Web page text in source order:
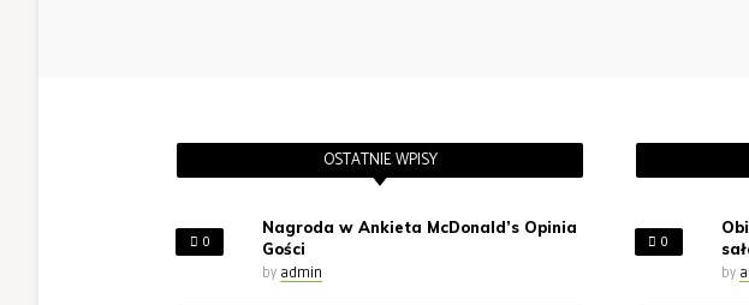
OSTATNIE WPISY
0
Nagroda w Ankieta McDonald’s Opinia
Gości
by admin
0
by